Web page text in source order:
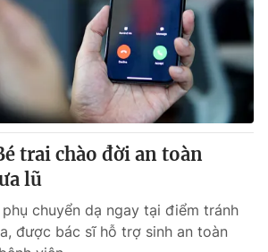
trai chào đời an toàn
lũ
chuyển dạ ngay tại điểm tránh
được bác sĩ hỗ trợ sinh an toàn